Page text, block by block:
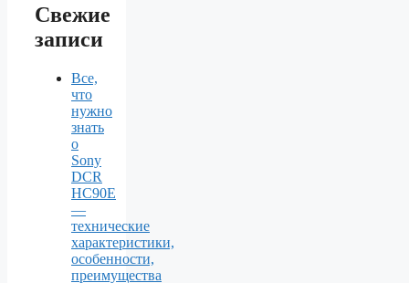
Свежие
записи
Все,
что
нужно
знать
о
Sony
DCR
HC90E
—
технические
характеристики,
особенности,
преимущества